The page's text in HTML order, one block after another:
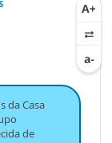
da Casa
de